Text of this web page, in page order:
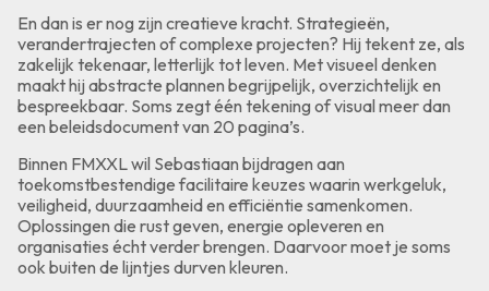
En dan is er nog zijn creatieve kracht. Strategieën,
verandertrajecten of complexe projecten? Hij tekent ze, als
zakelijk tekenaar, letterlijk tot leven. Met visueel denken
maakt hij abstracte plannen begrijpelijk, overzichtelijk en
bespreekbaar. Soms zegt één tekening of visual meer dan
een beleidsdocument van 20 pagina’s.
Binnen FMXXL wil Sebastiaan bijdragen aan
toekomstbestendige facilitaire keuzes waarin werkgeluk,
veiligheid, duurzaamheid en efficiëntie samenkomen.
Oplossingen die rust geven, energie opleveren en
organisaties écht verder brengen. Daarvoor moet je soms
ook buiten de lijntjes durven kleuren.